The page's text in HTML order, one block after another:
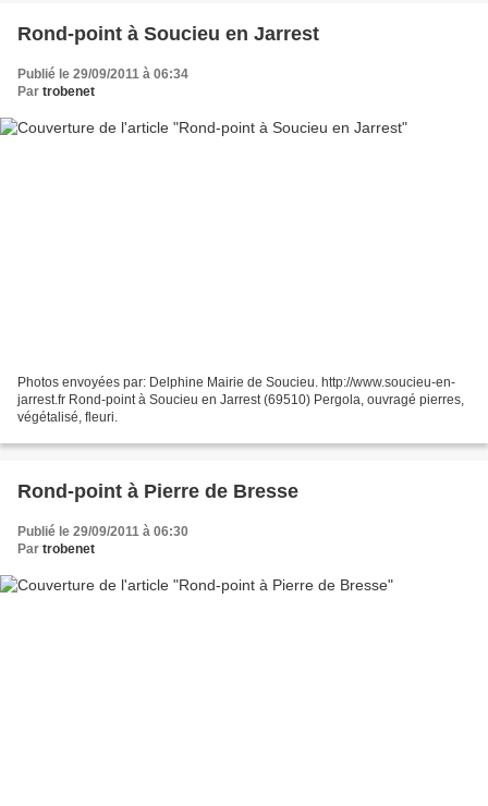
Rond-point à Soucieu en Jarrest
Publié le 29/09/2011 à 06:34
Par trobenet
Photos envoyées par: Delphine Mairie de Soucieu. http://www.soucieu-en-
jarrest.fr Rond-point à Soucieu en Jarrest (69510) Pergola, ouvragé pierres,
végétalisé, fleuri.
Rond-point à Pierre de Bresse
Publié le 29/09/2011 à 06:30
Par trobenet